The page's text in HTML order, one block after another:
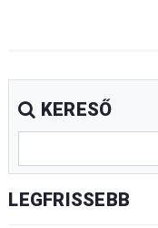
KERESŐ
LEGFRISSEBB